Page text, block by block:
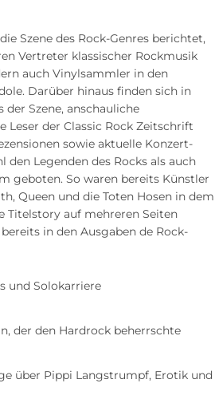
Szene des Rock-Genres berichtet,
Vertreter klassischer Rockmusik
auch Vinylsammler in den
Darüber hinaus finden sich in
Szene, anschauliche
Leser der Classic Rock Zeitschrift
sowie aktuelle Konzert-
Legenden des Rocks als auch
geboten. So waren bereits Künstler
Queen und die Toten Hosen in dem
Titelstory auf mehreren Seiten
in den Ausgaben de Rock-
und Solokarriere
der den Hardrock beherrschte
über Pippi Langstrumpf, Erotik und